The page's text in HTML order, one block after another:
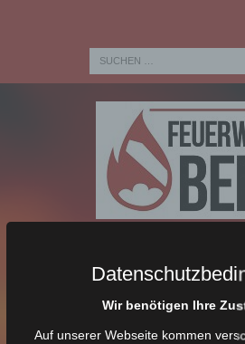
Wir benötigen Ihre
Auf unserer Webseite kommen